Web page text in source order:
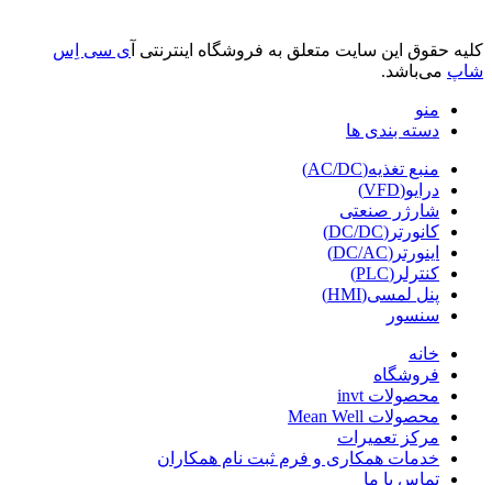
کلیه حقوق این سایت متعلق به فروشگاه اینترنتی آ ی سی اِس
شاپ می‌باشد.
منو
دسته بندی ها
منبع تغذیه(AC/DC)
درایو(VFD)
شارژر صنعتی
کانورتر(DC/DC)
اینورتر(DC/AC)
کنترلر(PLC)
پنل لمسی(HMI)
سنسور
خانه
فروشگاه
محصولات invt
محصولات Mean Well
مرکز تعمیرات
خدمات همکاری و فرم ثبت نام همکاران
تماس با ما